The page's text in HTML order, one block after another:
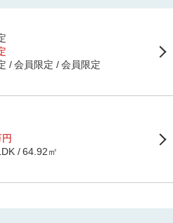
会員限定 会員限定
64.92㎡